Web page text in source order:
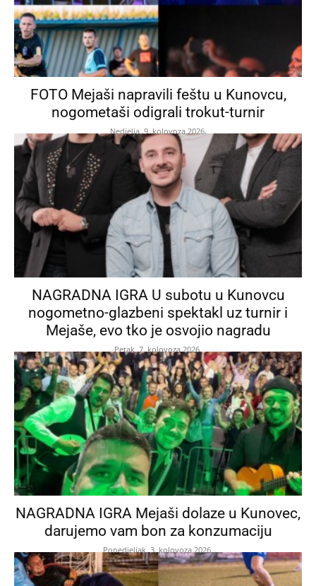
FOTO Mejaši napravili feštu u Kunovcu,
nogometaši odigrali trokut-turnir
Nedjelja, 9. kolovoza 2026.
NAGRADNA IGRA U subotu u Kunovcu
nogometno-glazbeni spektakl uz turnir i
Mejaše, evo tko je osvojio nagradu
Petak, 7. kolovoza 2026.
NAGRADNA IGRA Mejaši dolaze u Kunovec,
darujemo vam bon za konzumaciju
Ponedjeljak, 3. kolovoza 2026.